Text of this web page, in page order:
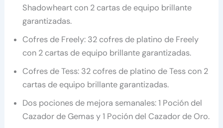
Shadowheart con 2 cartas de equipo brillante
garantizadas.
Cofres de Freely: 32 cofres de platino de Freely
con 2 cartas de equipo brillante garantizadas.
Cofres de Tess: 32 cofres de platino de Tess con 2
cartas de equipo brillante garantizadas.
Dos pociones de mejora semanales: 1 Poción del
Cazador de Gemas y 1 Poción del Cazador de Oro.